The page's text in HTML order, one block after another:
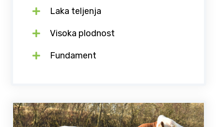
Laka teljenja
Visoka plodnost
Fundament